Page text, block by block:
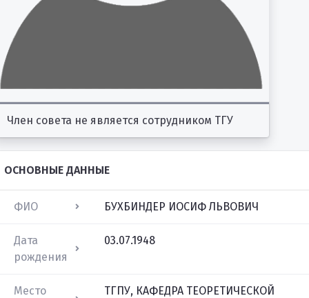
Член совета не является сотрудником ТГУ
ОСНОВНЫЕ ДАННЫЕ
ФИО БУХБИНДЕР ИОСИФ ЛЬВОВИЧ
Дата
рождения
03.07.1948
Место
ТГПУ, КАФЕДРА ТЕОРЕТИЧЕСКОЙ